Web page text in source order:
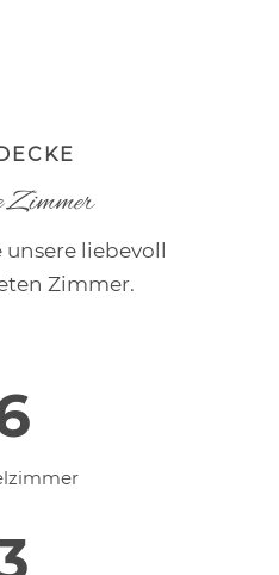
Zimmer
liebevoll
Zimmer.